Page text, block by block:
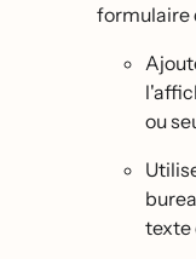
formulaire
ou
texte